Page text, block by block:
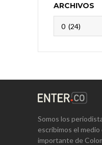
ARCHIVOS
Somos los
escribimos el
importante de